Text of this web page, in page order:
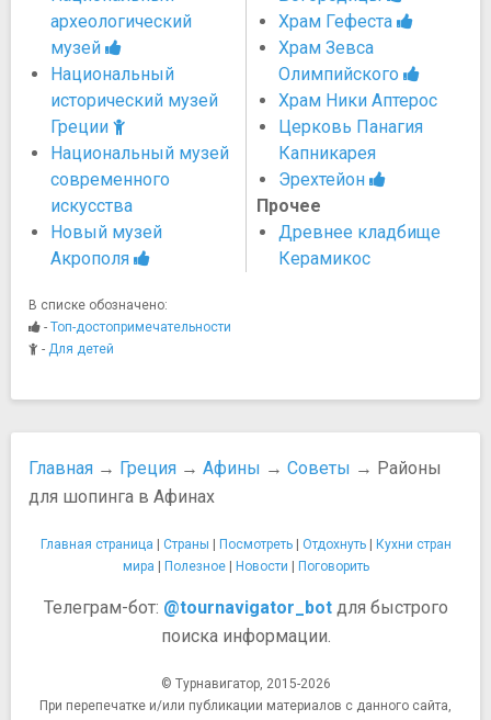
археологический
музей
Национальный
исторический музей
Греции
Национальный музей
современного
искусства
Новый музей
Акрополя
Храм Гефеста
Храм Зевса
Олимпийского
Храм Ники Аптерос
Церковь Панагия
Капникарея
Эрехтейон
Прочее
Древнее кладбище
Керамикос
В списке обозначено:
- Топ-достопримечательности
- Для детей
Главная → Греция → Афины → Советы → Районы
для шопинга в Афинах
Главная страница Страны Посмотреть| Отдохнуть|
Кухни стран
мира
Полезное| Новости Поговорить
Телеграм-бот: @tournavigator_botдля быстрого
поиска информации.
© Турнавигатор, 2015-2026
При перепечатке и/или публикации материалов с данного сайта,